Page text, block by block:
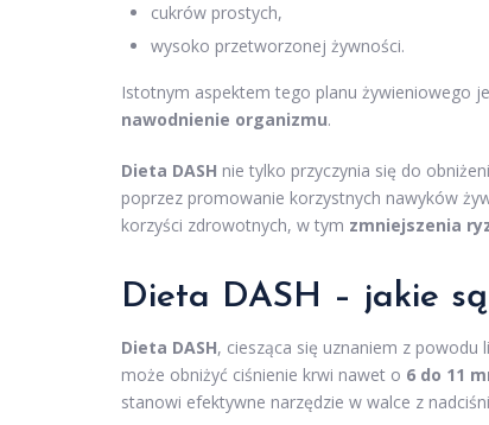
cukrów prostych,
wysoko przetworzonej żywności.
Istotnym aspektem tego planu żywieniowego
nawodnienie organizmu.
Dieta DASH nie tylko przyczynia się do
poprzez promowanie korzystnych nawyków
korzyści zdrowotnych, w tym zmniejszenia
Dieta DASH – jakie
Dieta DASH, ciesząca się uznaniem z powodu
może obniżyć ciśnienie krwi nawet o 6 do 11
stanowi efektywne narzędzie w walce z